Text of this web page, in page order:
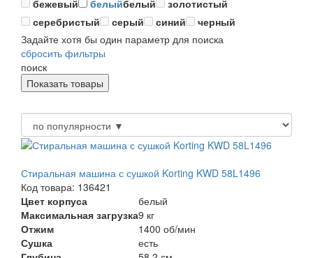
бежевый
белыйбелый
золотистый
серебристый
серый синий
черный
Задайте хотя бы один параметр для поиска
сбросить фильтры
поиск
Стиральная машина с сушкой Korting KWD 58L1496
Код товара: 136421
Цвет корпуса
белый
Максимальная загрузка9 кг
Отжим
1400 об/мин
Сушка
есть